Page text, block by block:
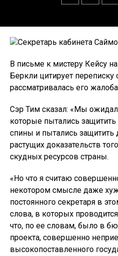
Секретарь кабинета
В письме к мистеру Кейсу
Беркли цитирует переписку
рассматривалась его
Сэр Тим сказал: «Мы
которые пытались
спины и пытались защитить
растущих доказательств
скудных ресурсов страны.
«Но что я считаю
некотором смысле даже
постоянного секретаря в
слова, в которых
что, по ее словам, было в
проекта, совершенно
высокопоставленного